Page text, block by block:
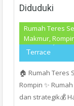
Diduduki
Rumah Teres
Makmur,
RM235,000-
Terrace
🏠 Rumah Teres
Rompin ✨
dan strategik💰